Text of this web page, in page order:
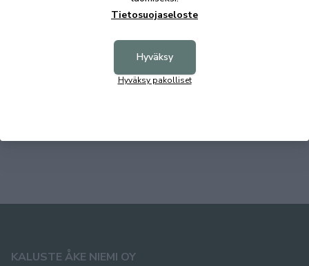
KALUSTE ÅKE NIEMI OY
Tietosuojaseloste
Hyväksy
Hyväksy pakolliset